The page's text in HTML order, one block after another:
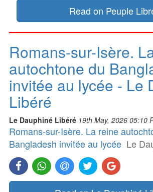
Read on Peuple
Romans-sur-Isère.
autochtone du
invitée au lycée - Le
Libéré
Le Dauphiné Libéré 19th May, 2026 05:10
Romans-sur-Isère. La reine
Bangladesh invitée au lycée Le